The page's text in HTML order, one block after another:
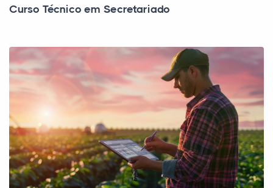
Curso Técnico em Secretariado